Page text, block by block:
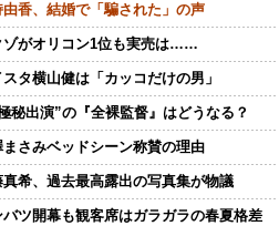
由香、結婚で「騙された」の声
ゾがオリコン1位も実売は……
タ横山健は「カッコだけの男」
秘出演”の『全裸監督』はどうなる？
まさみベッドシーン称賛の理由
真希、過去最高露出の写真集が物議
バツ開幕も観客席はガラガラの春夏格差